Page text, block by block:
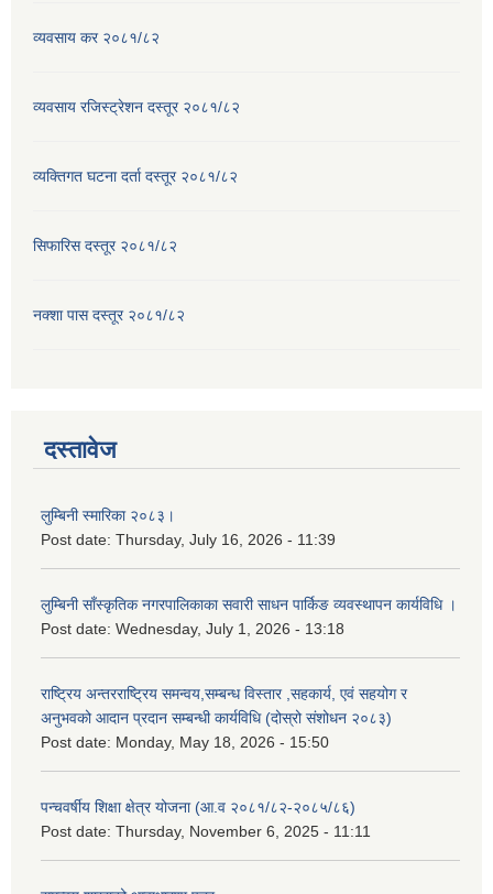
व्यवसाय कर २०८१/८२
व्यवसाय रजिस्ट्रेशन दस्तूर २०८१/८२
व्यक्तिगत घटना दर्ता दस्तूर २०८१/८२
सिफारिस दस्तूर २०८१/८२
नक्शा पास दस्तूर २०८१/८२
दस्तावेज
लुम्बिनी स्मारिका २०८३।
Post date: Thursday, July 16, 2026 - 11:39
लुम्बिनी साँस्कृतिक नगरपालिकाका सवारी साधन पार्किङ व्यवस्थापन कार्यविधि ।
Post date: Wednesday, July 1, 2026 - 13:18
राष्ट्रिय अन्तरराष्ट्रिय समन्वय,सम्बन्ध विस्तार ,सहकार्य, एवं सहयोग र
अनुभवको आदान प्रदान सम्बन्धी कार्यविधि (दोस्रो संशोधन २०८३)
Post date: Monday, May 18, 2026 - 15:50
पन्चवर्षीय शिक्षा क्षेत्र योजना (आ.व २०८१/८२-२०८५/८६)
Post date: Thursday, November 6, 2025 - 11:11